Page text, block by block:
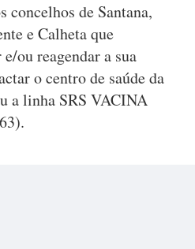
concelhos de Santana,
e Calheta que
ou reagendar a sua
o centro de saúde da
a linha SRS VACINA